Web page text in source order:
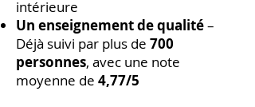
intérieure
Un enseignement de qualité–
Déjà suivi par plus de 700
personnes, avec une note
moyenne de 4,77/5